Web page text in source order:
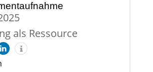
als Ressource